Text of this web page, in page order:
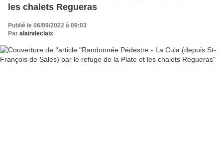
les chalets Regueras
Publié le 06/09/2022 à 09:03
Par alaindeclaix